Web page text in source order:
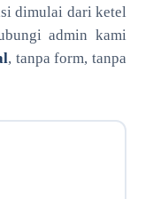
dimulai dari ketel
admin kami
, tanpa form, tanpa